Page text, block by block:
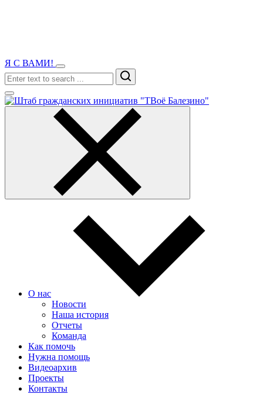
Я С ВАМИ!
Search
О нас
Новости
Наша история
Отчеты
Команда
Как помочь
Нужна помощь
Видеоархив
Проекты
Контакты